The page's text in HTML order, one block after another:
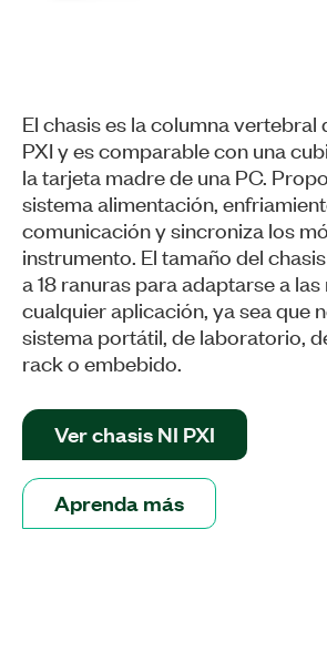
El chasis es la columna vertebral
PXI y es comparable con una
la tarjeta madre de una PC.
sistema alimentación,
comunicación y sincroniza los
instrumento. El tamaño del
a 18 ranuras para adaptarse a
cualquier aplicación, ya sea que
sistema portátil, de laboratorio,
rack o embebido.
Ver chasis NI PXI
Aprenda más